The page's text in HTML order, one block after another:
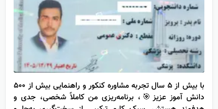
با بیش از ۵ سال تجربه مشاوره کنکور و راهنمایی بیش از ۵۰۰
دانش آموز عزیز🎯، برنامه‌ریزی من کاملاً شخصی، جدی و